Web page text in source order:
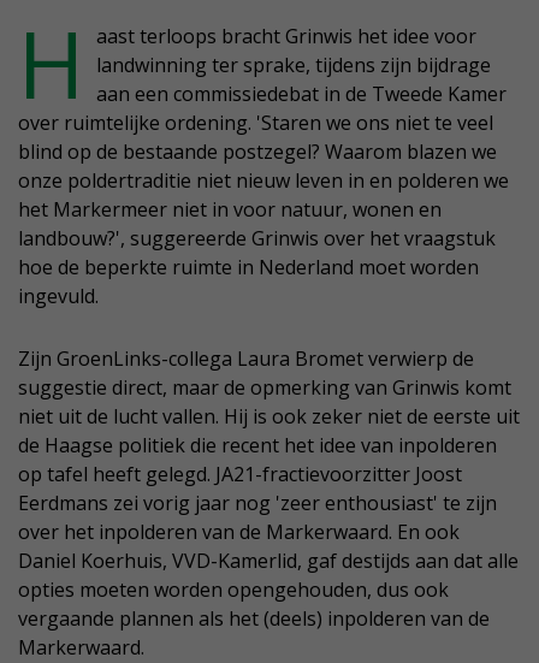
H
aast terloops bracht Grinwis het idee voor
landwinning ter sprake, tijdens zijn bijdrage
aan een commissiedebat in de Tweede Kamer
over ruimtelijke ordening. 'Staren we ons niet te veel
blind op de bestaande postzegel? Waarom blazen we
onze poldertraditie niet nieuw leven in en polderen we
het Markermeer niet in voor natuur, wonen en
landbouw?', suggereerde Grinwis over het vraagstuk
hoe de beperkte ruimte in Nederland moet worden
ingevuld.
Zijn GroenLinks-collega Laura Bromet verwierp de
suggestie direct, maar de opmerking van Grinwis komt
niet uit de lucht vallen. Hij is ook zeker niet de eerste uit
de Haagse politiek die recent het idee van inpolderen
op tafel heeft gelegd. JA21-fractievoorzitter Joost
Eerdmans zei vorig jaar nog 'zeer enthousiast' te zijn
over het inpolderen van de Markerwaard. En ook
Daniel Koerhuis, VVD-Kamerlid, gaf destijds aan dat alle
opties moeten worden opengehouden, dus ook
vergaande plannen als het (deels) inpolderen van de
Markerwaard.